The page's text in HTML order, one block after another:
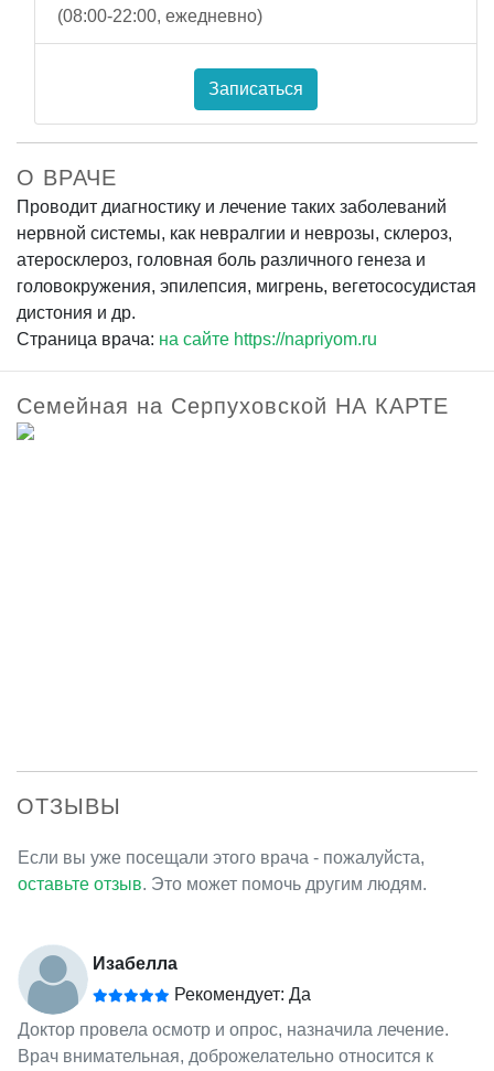
(08:00-22:00, ежедневно)
Записаться
О ВРАЧЕ
Проводит диагностику и лечение таких заболеваний
нервной системы, как невралгии и неврозы, склероз,
атеросклероз, головная боль различного генеза и
головокружения, эпилепсия, мигрень, вегетососудистая
дистония и др.
Страница врача: на сайте https://napriyom.ru
Семейная на Серпуховской НА КАРТЕ
ОТЗЫВЫ
Если вы уже посещали этого врача - пожалуйста,
оставьте отзыв. Это может помочь другим людям.
Изабелла
Рекомендует: Да
Доктор провела осмотр и опрос, назначила лечение.
Врач внимательная, доброжелательно относится к